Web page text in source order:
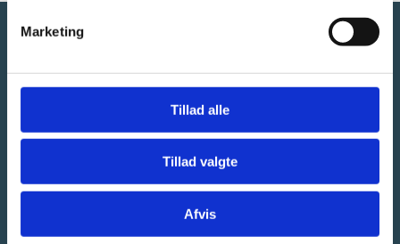
Marketing
Tillad alle
Tillad valgte
Afvis
Brobyggerne – Center for Dialogkaffe er sat i verden
for at styrke dialogen, tolerancen og forståelsen